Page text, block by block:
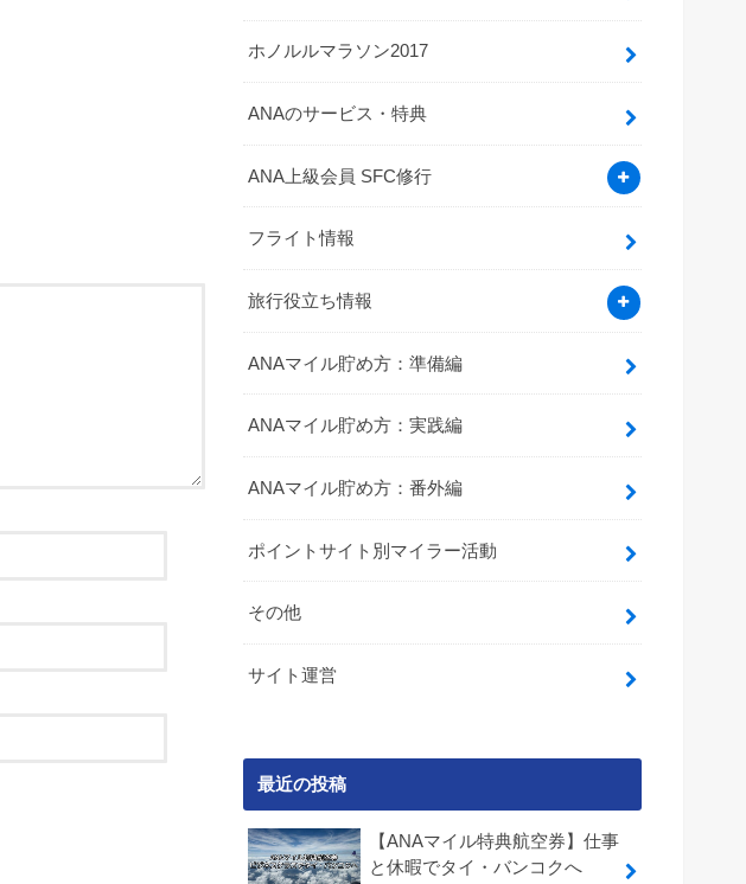
ホノルルマラソン2017
ANAのサービス・特典
ANA上級会員 SFC修行
フライト情報
旅行役立ち情報
ANAマイル貯め方：準備編
ANAマイル貯め方：実践編
ANAマイル貯め方：番外編
ポイントサイト別マイラー活動
その他
サイト運営
最近の投稿
【ANAマイル特典航空券】仕事
と休暇でタイ・バンコクへ